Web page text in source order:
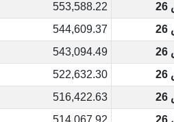
553,588.22
544,609.37
543,094.49
522,632.30
516,422.63
514,067.92